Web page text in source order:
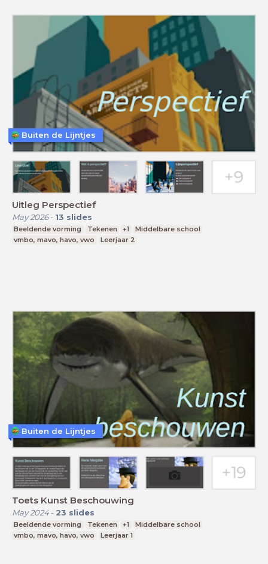
Uitleg Perspectief
May 2026- 13 slides
Beeldende vorming Tekenen +1
Middelbare school
vmbo, mavo, havo, vwo
Leerjaar 2
Buiten de Lijntjes
Toets Kunst Beschouwing
May 2024- 23 slides
Beeldende vorming Tekenen +1
Middelbare school
vmbo, mavo, havo, vwo
Leerjaar 1
Buiten de Lijntjes